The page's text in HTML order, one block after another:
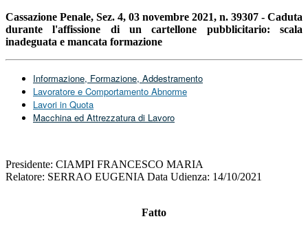
Cassazione Penale, Sez. 4, 03 novembre 2021, n. 39307 - Caduta
durante l'affissione di un cartellone pubblicitario: scala
inadeguata e mancata formazione
Informazione, Formazione, Addestramento
Lavoratore e Comportamento Abnorme
Lavori in Quota
Macchina ed Attrezzatura di Lavoro
Presidente: CIAMPI FRANCESCO MARIA
Relatore: SERRAO EUGENIA Data Udienza: 14/10/2021
Fatto